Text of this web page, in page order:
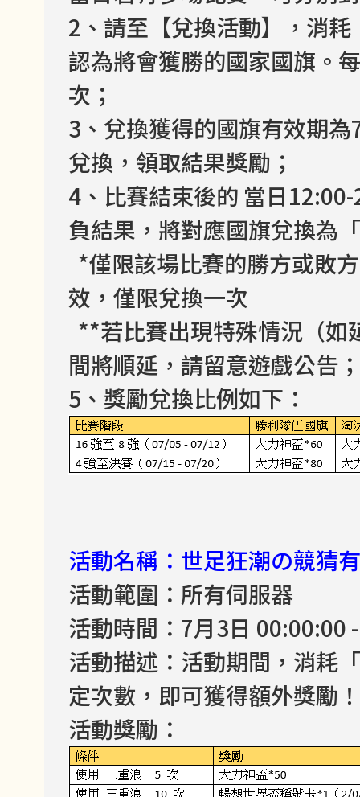
2、請至【兌換活動】，消
認為將會獲勝的國家國旗。
次；
3、兌換獲得的國旗有效期
兌換，領取結果獎勵；
4、比賽結束後的 當日
負結果，將對應國旗兌換為
*僅限該場比賽的勝方或敗
效，僅限兌換一次
**若比賽出現特殊情況（如
間將順延，請留意遊戲公告；
5、獎勵兌換比例如下：
活動名稱：世足狂潮の競猜
活動範圍：所有伺服器
活動時間：7月3日 00:00:00
活動描述：活動期間，消耗
定次數，即可獲得額外獎勵！
活動獎勵：